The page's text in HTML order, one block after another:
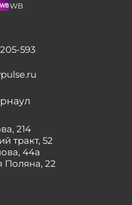
WB
593
214
тракт, 52
44а
Поляна, 22